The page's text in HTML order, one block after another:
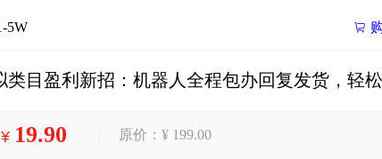

5W
类目盈利新招：机器人全程包办回复发货，轻
¥ 19.90 原价：¥ 199.00